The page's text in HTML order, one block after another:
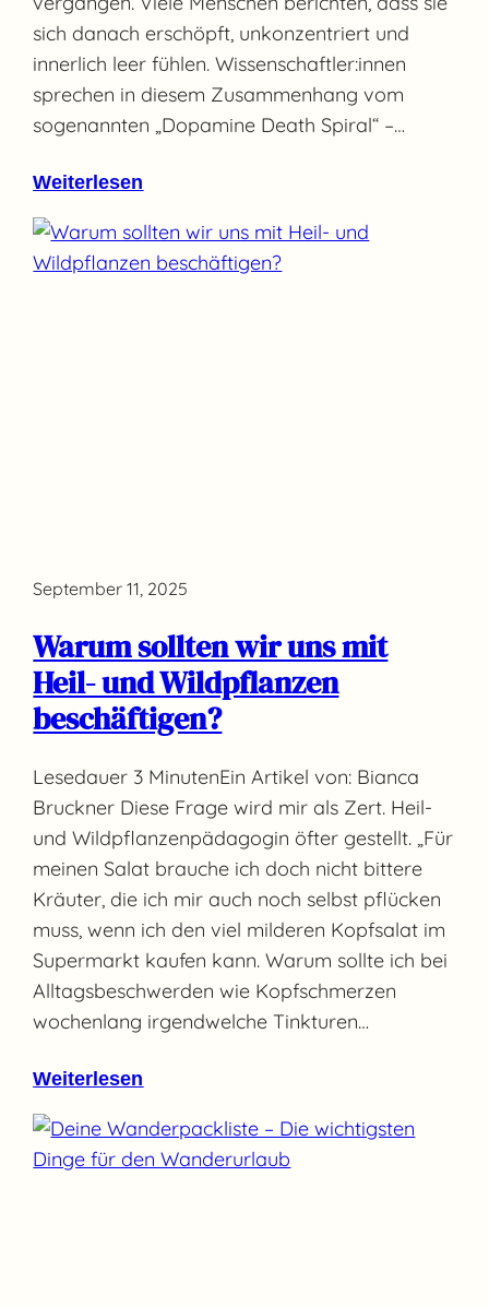
sich danach erschöpft, unkonzentriert und
innerlich leer fühlen. Wissenschaftler:innen
sprechen in diesem Zusammenhang vom
sogenannten „Dopamine Death Spiral“ –…
Weiterlesen
September 11, 2025
Warum sollten wir uns mit
Heil- und Wildpflanzen
beschäftigen?
Lesedauer 3 MinutenEin Artikel von: Bianca
Bruckner Diese Frage wird mir als Zert. Heil-
und Wildpflanzenpädagogin öfter gestellt. „Für
meinen Salat brauche ich doch nicht bittere
Kräuter, die ich mir auch noch selbst pflücken
muss, wenn ich den viel milderen Kopfsalat im
Supermarkt kaufen kann. Warum sollte ich bei
Alltagsbeschwerden wie Kopfschmerzen
wochenlang irgendwelche Tinkturen…
Weiterlesen